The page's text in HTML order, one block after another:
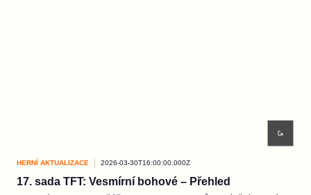
HERNÍ AKTUALIZACE 2026-03-30T16:00:00.000Z
17. sada TFT: Vesmírní bohové – Přehled